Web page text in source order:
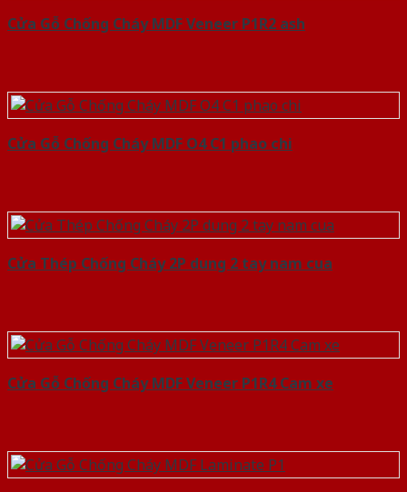
Cửa Gỗ Chống Cháy MDF Veneer P1R2 ash
Cửa Gỗ Chống Cháy MDF O4 C1 phao chi
Cửa Thép Chống Cháy 2P dung 2 tay nam cua
Cửa Gỗ Chống Cháy MDF Veneer P1R4 Cam xe